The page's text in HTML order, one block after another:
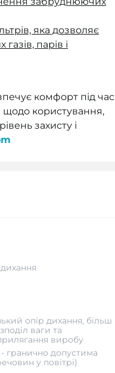
яка дозволяє
парів і
комфорт під час
користування,
захисту і
опір дихання, більш
ваги та
виробу
гранично допустима
у повітрі)